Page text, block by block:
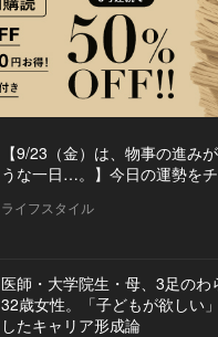
【9/23（金）は、物事の進み
うな一日…。】今日の運勢をチ
ライフスタイル
医師・大学院生・母、3足のわ
32歳女性。「子どもが欲しい
したキャリア形成論